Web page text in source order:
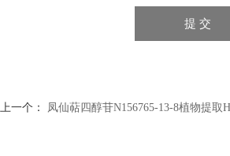
上一个： 凤仙萜四醇苷N156765-13-8植物提取